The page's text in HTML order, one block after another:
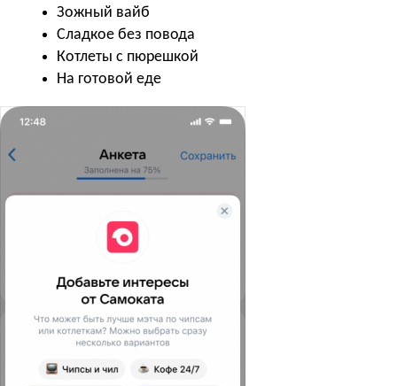
Зожный вайб
Сладкое без повода
Котлеты с пюрешкой
На готовой еде